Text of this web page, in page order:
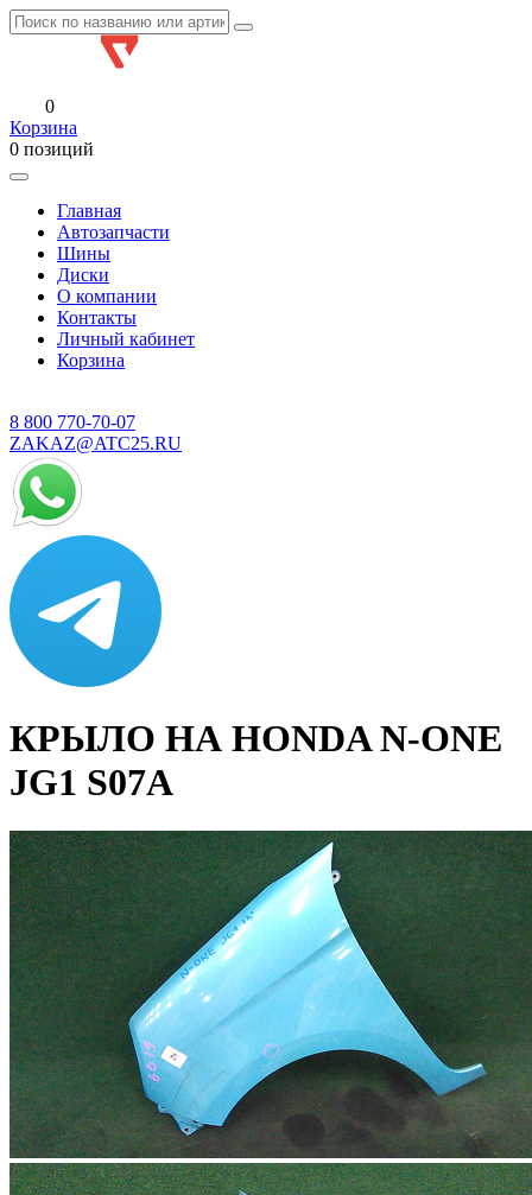
0
Корзина
0 позиций
Главная
Автозапчасти
Шины
Диски
О компании
Контакты
Личный кабинет
Корзина
8 800 770-70-07
ZAKAZ@ATC25.RU
КРЫЛО НА HONDA N-ONE
JG1 S07A